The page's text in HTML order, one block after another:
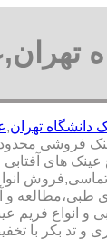
تهران,
فروشی
های آفتابی
و
فریم
و تد بکر